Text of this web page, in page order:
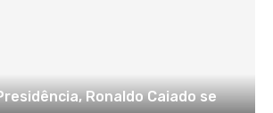
Ronaldo Caiado se